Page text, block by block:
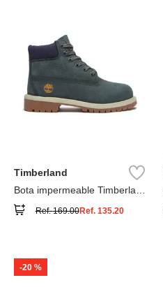
Timberland
Bota impermeable Timberland
Ref.169.00Ref. 135.20
-20 %